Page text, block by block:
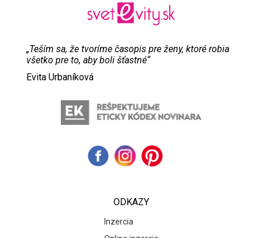
„Teším sa, že tvoríme časopis pre ženy, ktoré robia
všetko pre to, aby boli šťastné“
Evita Urbaníková
ODKAZY
Inzercia